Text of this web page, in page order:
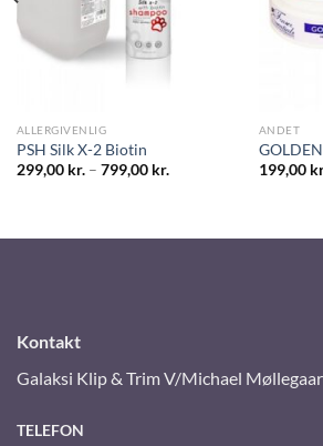
ALLERGIVENLIG
PSH Silk X-2 Biotin
299,00 kr.– 799,00 kr.
ANDET
199,00
Kontakt
Galaksi Klip & Trim V/Michael
TELEFON